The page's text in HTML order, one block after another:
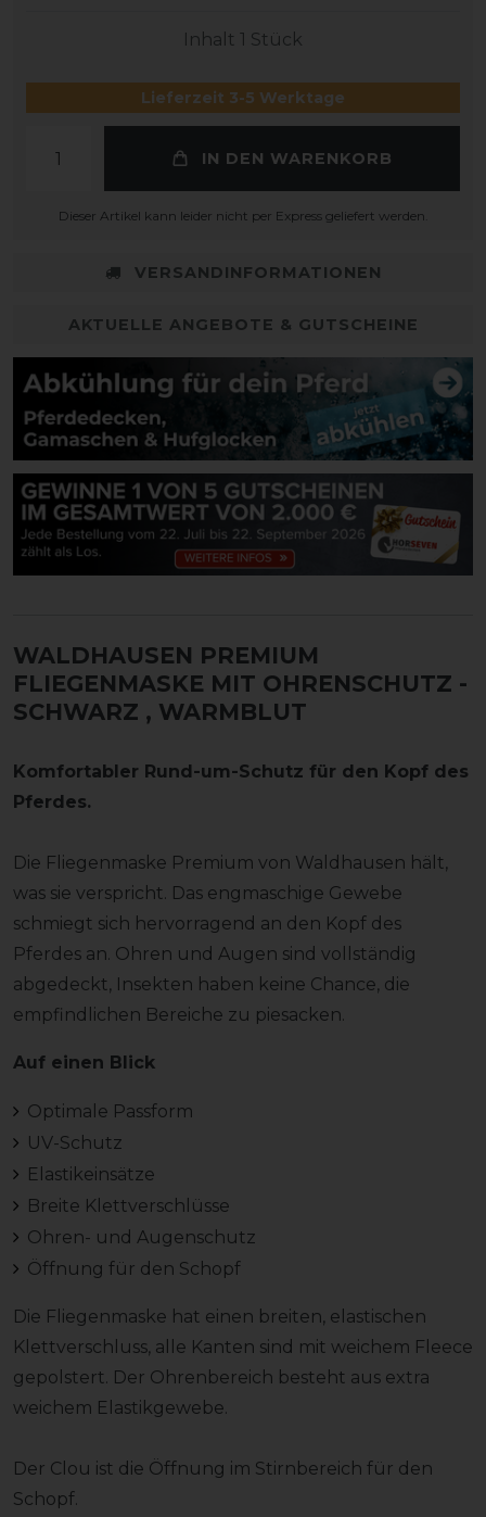
Inhalt 1 Stück
Lieferzeit 3-5 Werktage
IN DEN WARENKORB
Dieser Artikel kann leider nicht per Express geliefert werden.
VERSANDINFORMATIONEN
AKTUELLE ANGEBOTE & GUTSCHEINE
WALDHAUSEN PREMIUM
FLIEGENMASKE MIT OHRENSCHUTZ -
SCHWARZ , WARMBLUT
Komfortabler Rund-um-Schutz für den Kopf des
Pferdes.
Die Fliegenmaske Premium von Waldhausen hält,
was sie verspricht. Das engmaschige Gewebe
schmiegt sich hervorragend an den Kopf des
Pferdes an. Ohren und Augen sind vollständig
abgedeckt, Insekten haben keine Chance, die
empfindlichen Bereiche zu piesacken.
Auf einen Blick
Optimale Passform
UV-Schutz
Elastikeinsätze
Breite Klettverschlüsse
Ohren- und Augenschutz
Öffnung für den Schopf
Die Fliegenmaske hat einen breiten, elastischen
Klettverschluss, alle Kanten sind mit weichem Fleece
gepolstert. Der Ohrenbereich besteht aus extra
weichem Elastikgewebe.
Der Clou ist die Öffnung im Stirnbereich für den
Schopf.